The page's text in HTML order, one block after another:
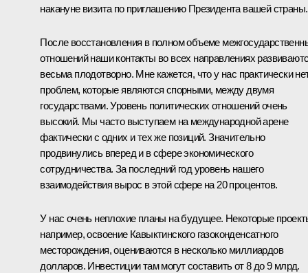
накануне визита по приглашению Президента вашей страны.
После восстановления в полном объеме
отношений наши контакты во всех направлениях
весьма плодотворно. Мне кажется, что у нас практически
проблем, которые являются спорными, между двумя
государствами. Уровень политических отношений очень
высокий. Мы часто выступаем на международной арене
фактически с одних и тех же позиций. Значительно
продвинулись вперед и в сфере экономического
сотрудничества. За последний год уровень нашего
взаимодействия вырос в этой сфере на 20 процентов.
У нас очень неплохие планы на будущее. Некоторые
например, освоение Кавыктинского газоконденсатного
месторождения, оцениваются в несколько миллиардов
долларов. Инвестиции там могут составить от 8 до 9 млрд.